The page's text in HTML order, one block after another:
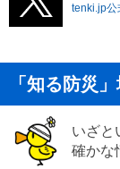
tenki.jp公
「知る防災
いざと
確かな